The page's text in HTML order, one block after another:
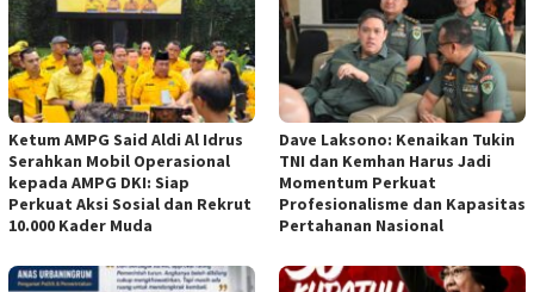
Ketum AMPG Said Aldi Al Idrus
Serahkan Mobil Operasional
kepada AMPG DKI: Siap
Perkuat Aksi Sosial dan Rekrut
10.000 Kader Muda
Dave Laksono: Kenaikan Tukin
TNI dan Kemhan Harus Jadi
Momentum Perkuat
Profesionalisme dan Kapasitas
Pertahanan Nasional